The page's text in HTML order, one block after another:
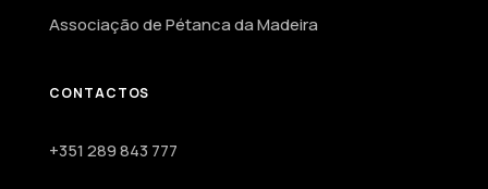
Associação de Pétanca da Madeira
CONTACTOS
+351 289 843 777